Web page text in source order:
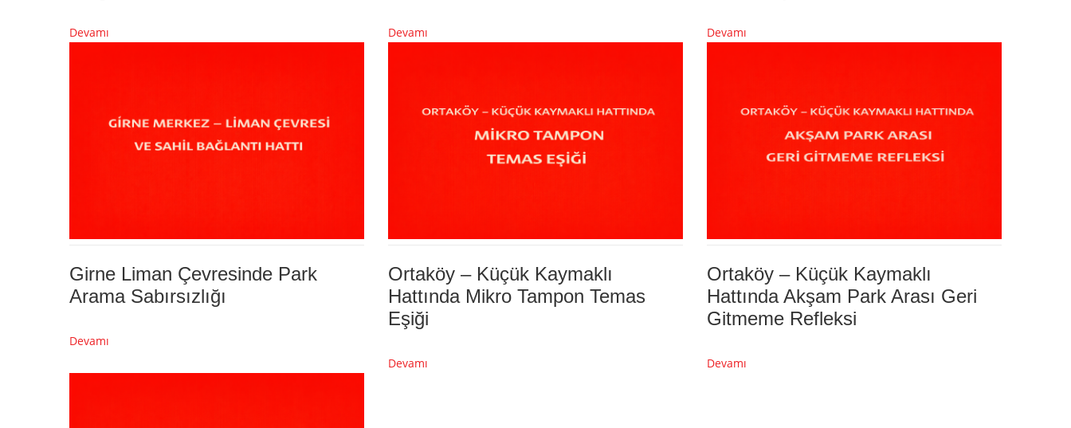
Devamı Devamı Devamı
Girne Liman Çevresinde Park
Arama Sabırsızlığı
Devamı
Ortaköy – Küçük Kaymaklı
Hattında Mikro Tampon Temas
Eşiği
Devamı
Ortaköy – Küçük Kaymaklı
Hattında Akşam Park Arası Geri
Gitmeme Refleksi
Devamı